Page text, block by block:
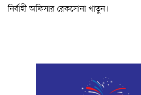
নির্বাহী অফিসার রেকসোনা খাতুন।